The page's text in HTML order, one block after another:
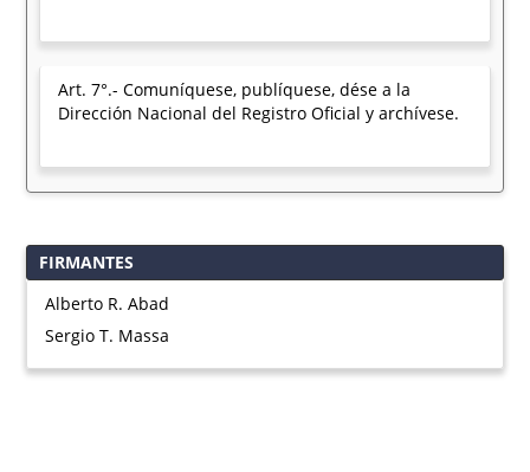
Art. 7°.- Comuníquese, publíquese, dése a la
Dirección Nacional del Registro Oficial y archívese.
FIRMANTES
Alberto R. Abad
Sergio T. Massa